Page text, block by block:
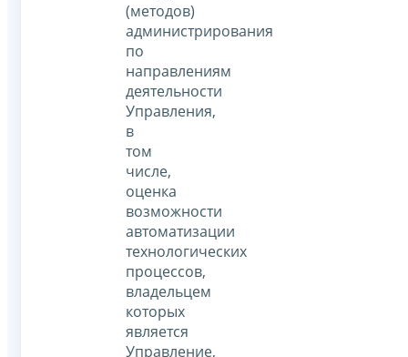
(методов)
администрирования
по
направлениям
деятельности
Управления,
в
том
числе,
оценка
возможности
автоматизации
технологических
процессов,
владельцем
которых
является
Управление,